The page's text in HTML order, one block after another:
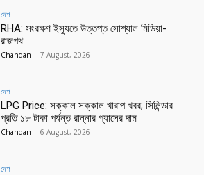
দেশ
RHA: সংরক্ষণ ইস্যুতে উত্তপ্ত সোশ্যাল মিডিয়া-
রাজপথ
Chandan - 7 August, 2026
দেশ
LPG Price: সক্কাল সক্কাল খারাপ খবর; সিলিন্ডার
প্রতি ১৮ টাকা পর্যন্ত রান্নার গ্যাসের দাম
Chandan - 6 August, 2026
দেশ